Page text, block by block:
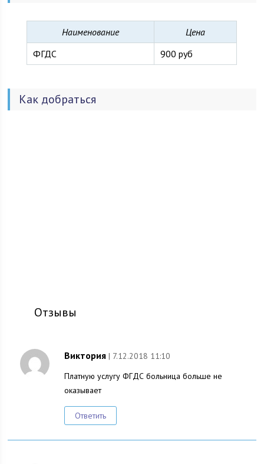
Наименование
Цена
ФГДС
900 руб
Как добраться
Отзывы
Виктория | 7.12.2018 11:10
Платную услугу ФГДС больница больше не
оказывает
Ответить